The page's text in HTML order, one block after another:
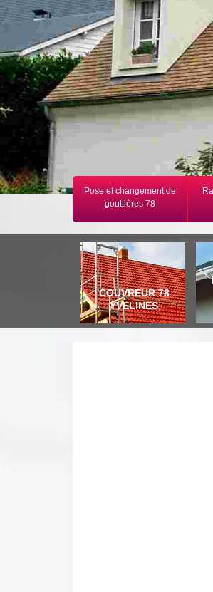
Pose et changement de
gouttières 78
COUVREUR 78
YVELINES